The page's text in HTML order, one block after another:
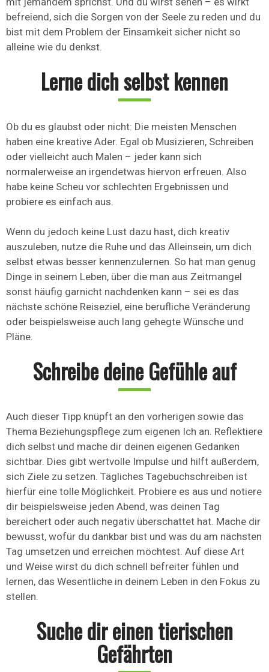
befreiend, sich die Sorgen von der Seele zu reden und du
bist mit dem Problem der Einsamkeit sicher nicht so
alleine wie du denkst.
Lerne dich selbst kennen
Ob du es glaubst oder nicht: Die meisten Menschen
haben eine kreative Ader. Egal ob Musizieren, Schreiben
oder vielleicht auch Malen – jeder kann sich
normalerweise an irgendetwas hiervon erfreuen. Also
habe keine Scheu vor schlechten Ergebnissen und
probiere es einfach aus.
Wenn du jedoch keine Lust dazu hast, dich kreativ
auszuleben, nutze die Ruhe und das Alleinsein, um dich
selbst etwas besser kennenzulernen. So hat man genug
Dinge in seinem Leben, über die man aus Zeitmangel
sonst häufig garnicht nachdenken kann – sei es das
nächste schöne Reiseziel, eine berufliche Veränderung
oder beispielsweise auch lang gehegte Wünsche und
Pläne.
Schreibe deine Gefühle auf
Auch dieser Tipp knüpft an den vorherigen sowie das
Thema Beziehungspflege zum eigenen Ich an. Reflektiere
dich selbst und mache dir deinen eigenen Gedanken
sichtbar. Dies gibt wertvolle Impulse und hilft außerdem,
sich Ziele zu setzen. Tägliches Tagebuchschreiben ist
hierfür eine tolle Möglichkeit. Probiere es aus und notiere
dir beispielsweise jeden Abend, was deinen Tag
bereichert oder auch negativ überschattet hat. Mache dir
bewusst, wofür du dankbar bist und was du am nächsten
Tag umsetzen und erreichen möchtest. Auf diese Art
und Weise wirst du dich schnell befreiter fühlen und
lernen, das Wesentliche in deinem Leben in den Fokus zu
stellen.
Suche dir einen tierischen
Gefährten